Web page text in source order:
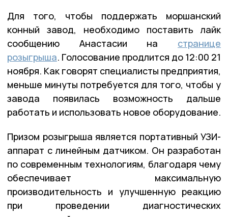
Для того, чтобы поддержать моршанский
конный завод, необходимо поставить лайк
сообщению Анастасии на странице
розыгрыша. Голосование продлится до 12:00 21
ноября. Как говорят специалисты предприятия,
меньше минуты потребуется для того, чтобы у
завода появилась возможность дальше
работать и использовать новое оборудование.
Призом розыгрыша является портативный УЗИ-
аппарат с линейным датчиком. Он разработан
по современным технологиям, благодаря чему
обеспечивает максимальную
производительность и улучшенную реакцию
при проведении диагностических